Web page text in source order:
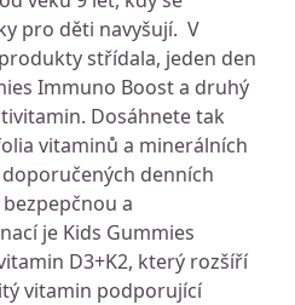
pro děti navyšují. V
střídala, jeden den
Immuno Boost a druhý
Dosáhnete tak
vitaminů a minerálních
denních
a
je Kids Gummies
D3+K2, který rozšíří
vitamin podporující